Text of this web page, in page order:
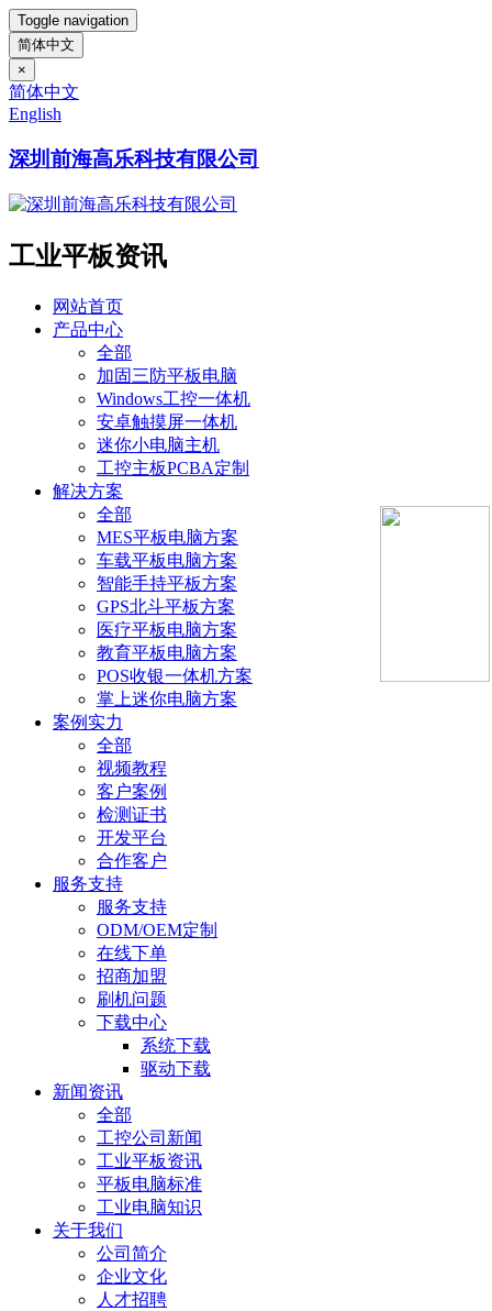
Toggle navigation
简体中文
×
简体中文
English
深圳前海高乐科技有限公司
工业平板资讯
网站首页
产品中心
全部
加固三防平板电脑
Windows工控一体机
安卓触摸屏一体机
迷你小电脑主机
工控主板PCBA定制
解决方案
全部
MES平板电脑方案
车载平板电脑方案
智能手持平板方案
GPS北斗平板方案
医疗平板电脑方案
教育平板电脑方案
POS收银一体机方案
掌上迷你电脑方案
案例实力
全部
视频教程
客户案例
检测证书
开发平台
合作客户
服务支持
服务支持
ODM/OEM定制
在线下单
招商加盟
刷机问题
下载中心
系统下载
驱动下载
新闻资讯
全部
工控公司新闻
工业平板资讯
平板电脑标准
工业电脑知识
关于我们
公司简介
企业文化
人才招聘